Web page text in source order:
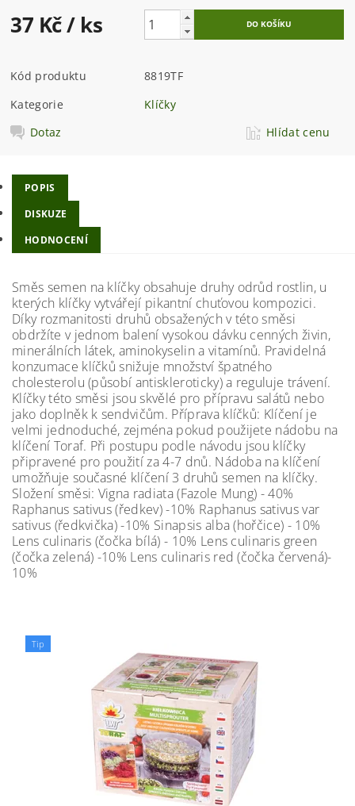
37 Kč/ ks
Kód produktu
8819TF
Kategorie
Klíčky
Dotaz
Hlídat cenu
POPIS
DISKUZE
HODNOCENÍ
Směs semen na klíčky obsahuje druhy odrůd rostlin, u
kterých klíčky vytvářejí pikantní chuťovou kompozici.
Díky rozmanitosti druhů obsažených v této směsi
obdržíte v jednom balení vysokou dávku cenných živin,
minerálních látek, aminokyselin a vitamínů. Pravidelná
konzumace klíčků snižuje množství špatného
cholesterolu (působí antiskleroticky) a reguluje trávení.
Klíčky této směsi jsou skvělé pro přípravu salátů nebo
jako doplněk k sendvičům. Příprava klíčků: Klíčení je
velmi jednoduché, zejména pokud použijete nádobu na
klíčení Toraf. Při postupu podle návodu jsou klíčky
připravené pro použití za 4-7 dnů. Nádoba na klíčení
umožňuje současné klíčení 3 druhů semen na klíčky.
Složení směsi: Vigna radiata (Fazole Mung) - 40%
Raphanus sativus (ředkev) -10% Raphanus sativus var
sativus (ředkvička) -10% Sinapsis alba (hořčice) - 10%
Lens culinaris (čočka bílá) - 10% Lens culinaris green
(čočka zelená) -10% Lens culinaris red (čočka červená)-
10%
Tip